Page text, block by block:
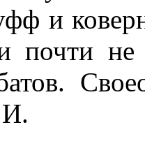
и
почти
И.